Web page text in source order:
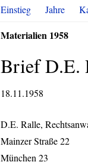
Einstieg Jahre
Materialien 1958
Brief D.E.
18.11.1958
D.E. Ralle,
Mainzer Straße 22
München 23